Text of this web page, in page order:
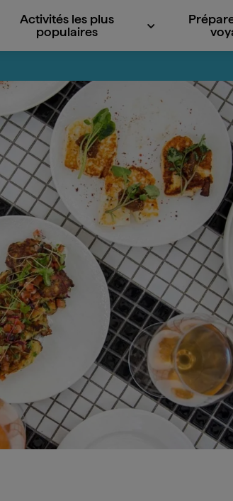
Activités les plus
populaires